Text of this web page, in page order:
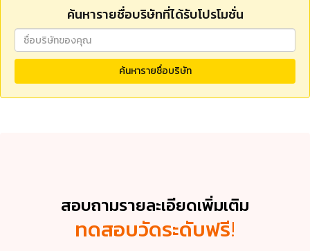
Lesson 34
Delaying the Offer
Lesson 35
Accepting and Declining an Offer
Review and Practice (Lesson 31-35)
ค้นหารายชื่อบริษัทที่ได้รับโปรโมชั่น
ค้นหารายชื่อบริษัท
สอบถามรายละเอียดเพิ่มเติม
ทดสอบวัดระดับฟรี!